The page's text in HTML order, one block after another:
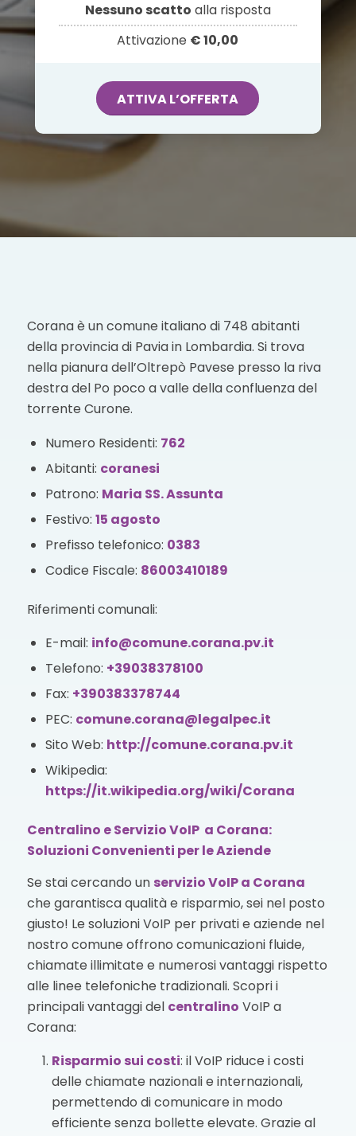
Nessuno scatto alla risposta
Attivazione € 10,00
ATTIVA L’OFFERTA
Corana è un comune italiano di 748 abitanti
della provincia di Pavia in Lombardia. Si trova
nella pianura dell’Oltrepò Pavese presso la riva
destra del Po poco a valle della confluenza del
torrente Curone.
Numero Residenti: 762
Abitanti: coranesi
Patrono: Maria SS. Assunta
Festivo: 15 agosto
Prefisso telefonico: 0383
Codice Fiscale: 86003410189
Riferimenti comunali:
E-mail: info@comune.corana.pv.it
Telefono: +39038378100
Fax: +390383378744
PEC: comune.corana@legalpec.it
Sito Web: http://comune.corana.pv.it
Wikipedia:
https://it.wikipedia.org/wiki/Corana
Centralino e Servizio VoIP a Corana:
Soluzioni Convenienti per le Aziende
Se stai cercando un servizio VoIPa Corana
che garantisca qualità e risparmio, sei nel posto
giusto! Le soluzioni VoIP per privati e aziende nel
nostro comune offrono comunicazioni fluide,
chiamate illimitate e numerosi vantaggi rispetto
alle linee telefoniche tradizionali. Scopri i
principali vantaggi del centralino VoIP a
Corana:
Risparmio sui costi: il VoIP riduce i costi
delle chiamate nazionali e internazionali,
permettendo di comunicare in modo
efficiente senza bollette elevate. Grazie al